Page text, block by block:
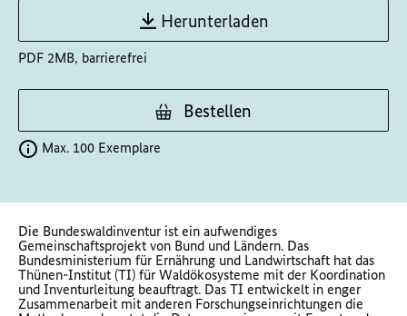
Herunterladen
PDF 2MB, barrierefrei
Bestellen
Max. 100 Exemplare
Die Bundeswaldinventur ist ein aufwendiges
Gemeinschaftsprojekt von Bund und Ländern. Das
Bundesministerium für Ernährung und Landwirtschaft hat das
Thünen-Institut (TI) für Waldökosysteme mit der Koordination
und Inventurleitung beauftragt. Das TI entwickelt in enger
Zusammenarbeit mit anderen Forschungseinrichtungen die